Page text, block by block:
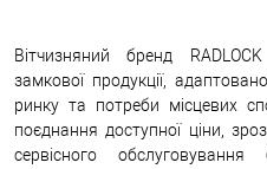
Вітчизняний бренд
замкової продукції,
ринку та потреби місцевих
поєднання доступної ціни,
сервісного